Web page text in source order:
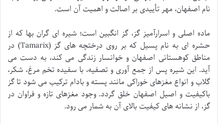
نام اصفهان، مهر تأییدی بر اصالت و اهمیت آن است.
ماده اصلی و اسرارآمیز گز، گز انگبین است؛ شیره ای گران بها که از
حشره ای به نام پسیل که بر روی درختچه های گز (Tamarix) در
مناطق کوهستانی اصفهان و خوانسار زندگی می کند، به دست می
آید. این شیره پس از جمع آوری و تصفیه، با سفیده تخم مرغ، شکر،
گلاب و انواع مغزهای خوراکی مانند پسته و بادام ترکیب می شود تا گز
باکیفیت و اصیل اصفهان خلق گردد. وجود مغزهای تازه و فراوان در
گز، از نشانه های کیفیت بالای آن به شمار می رود.